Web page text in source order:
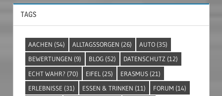
TAGS
AACHEN (54) ALLTAGSSORGEN (26) AUTO (35)
BEWERTUNGEN (9) BLOG (52) DATENSCHUTZ (12)
ECHT WAHR? (70) EIFEL (25) ERASMUS (21)
ERLEBNISSE (31) ESSEN & TRINKEN (11) FORUM (14)